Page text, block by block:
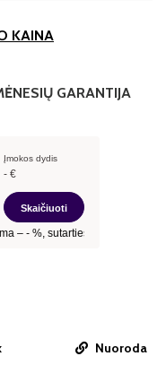
KAINA
GARANTIJA
Nuoroda